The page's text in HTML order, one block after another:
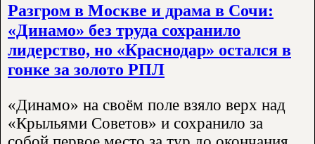
Разгром в Москве и драма в Сочи:
«Динамо» без труда сохранило
лидерство, но «Краснодар» остался в
гонке за золото РПЛ
«Динамо» на своём поле взяло верх над
«Крыльями Советов» и сохранило за